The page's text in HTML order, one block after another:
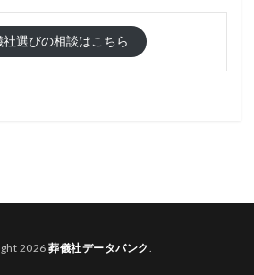
社選びの相談はこちら
2026葬儀社データバンク.